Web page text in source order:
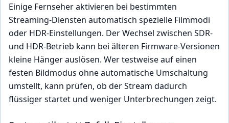
Einige Fernseher aktivieren bei bestimmten
Streaming-Diensten automatisch spezielle Filmmodi
oder HDR-Einstellungen. Der Wechsel zwischen SDR-
und HDR-Betrieb kann bei älteren Firmware-Versionen
kleine Hänger auslösen. Wer testweise auf einen
festen Bildmodus ohne automatische Umschaltung
umstellt, kann prüfen, ob der Stream dadurch
flüssiger startet und weniger Unterbrechungen zeigt.